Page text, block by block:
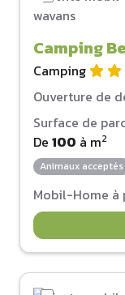
Camping
Camping
Ouverture de
Surface de
De 100 à m2
Animaux acceptés
Mobil-Home à